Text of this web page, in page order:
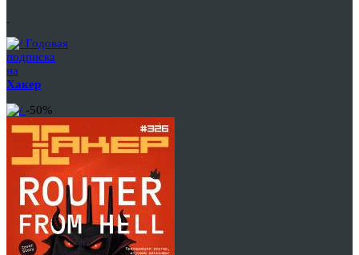
Годовая
подписка
на
Хакер
-50%